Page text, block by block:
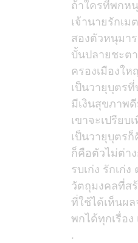
ถ้าใครที่พกห
เจ้านายรักเ
สองตัวหนุมา
บั้นปลายชะต
ครองเมืองให
เป็นวายุบุตร
มีเงินสุขภาพดี
เขาจะเปรีย
เป็นวายุบุตร
ก็คือตัวไม่ต่า
รบเก่ง รักเก่ง
วัตถุมงคลที่ส
ที่ใช้ได้เห็นผ
พกได้ทุกเรื่อง
.